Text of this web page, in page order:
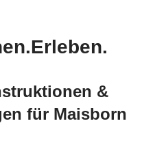
&
für Maisborn